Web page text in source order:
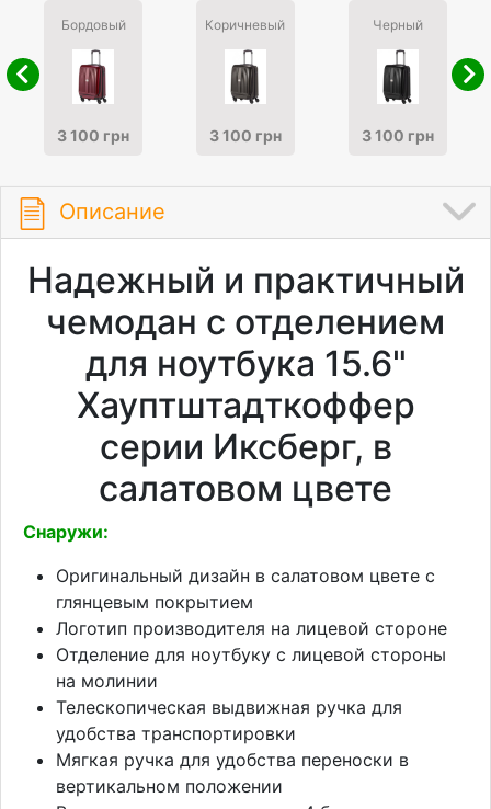
Бордовый
3 100 грн
Коричневый
3 100 грн
Черный
3 100 грн
Описание
Надежный и практичный
чемодан с отделением
для ноутбука 15.6"
Хауптштадткоффер
серии Иксберг, в
салатовом цвете
Снаружи:
Оригинальный дизайн в салатовом цвете с
глянцевым покрытием
Логотип производителя на лицевой стороне
Отделение для ноутбуку с лицевой стороны
на молинии
Телескопическая выдвижная ручка для
удобства транспортировки
Мягкая ручка для удобства переноски в
вертикальном положении